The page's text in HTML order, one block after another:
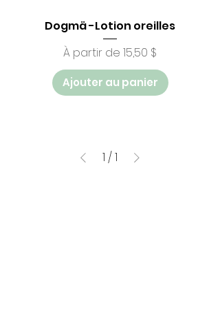
Dogmä -Lotion oreilles
À partir de 15,50 $
Prix promotionnel
Ajouter au panier
1 /1